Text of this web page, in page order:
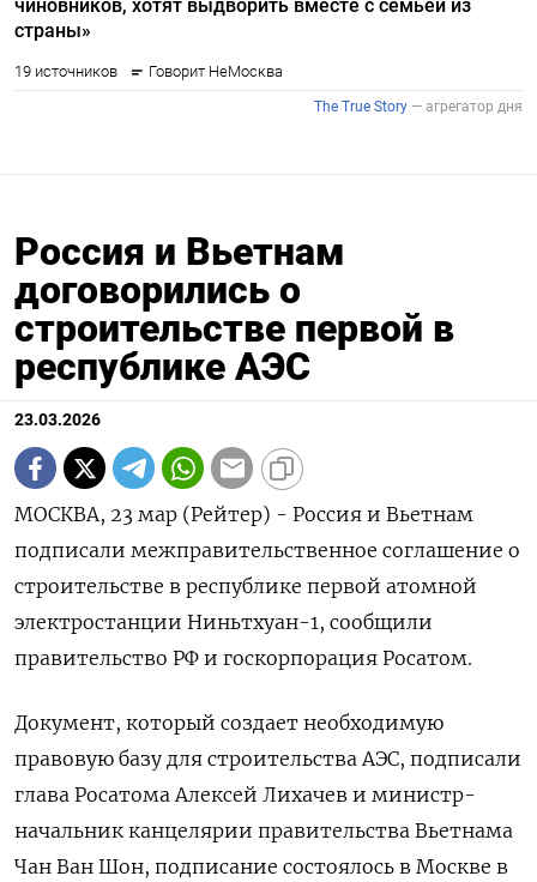
Россия и Вьетнам
договорились о
строительстве первой в
республике АЭС
23.03.2026
МОСКВА, 23 мар (Рейтер) - Россия и Вьетнам
подписали межправительственное соглашение о
строительстве в республике первой атомной
электростанции Ниньтхуан-1, сообщили
правительство РФ и госкорпорация Росатом.
Документ, который создает ‌необходимую
правовую базу для строительства АЭС, подписали
глава Росатома Алексей Лихачев и министр-
начальник канцелярии правительства Вьетнама
Чан Ван Шон, подписание состоялось в Москве ​в